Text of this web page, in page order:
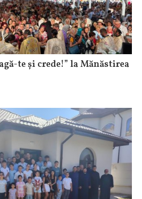
te și crede!” la Mănăstirea